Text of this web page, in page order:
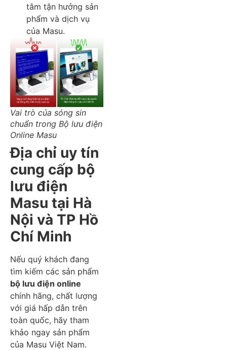
tâm tận hưởng sản
phẩm và dịch vụ
của Masu.
Vai trò của sóng sin
chuẩn trong Bộ lưu điện
Online Masu
Địa chỉ uy tín
cung cấp bộ
lưu điện
Masu tại Hà
Nội và TP Hồ
Chí Minh
Nếu quý khách đang
tìm kiếm các sản phẩm
bộ lưu điện online
chính hãng, chất lượng
với giá hấp dẫn trên
toàn quốc, hãy tham
khảo ngay sản phẩm
của Masu Việt Nam.